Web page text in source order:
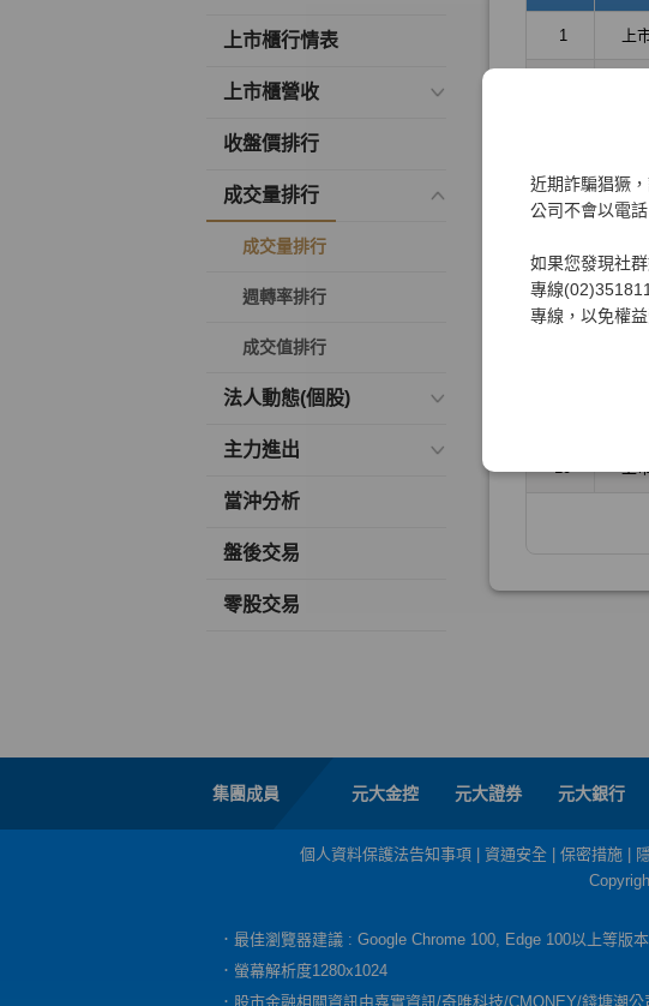
近期詐騙猖獗
公司不會以電
如果您發現社
專線
專線，以免權益
上市櫃行情表
上市櫃營收
收盤價排行
成交量排行
成交量排行
週轉率排行
成交值排行
法人動態(個股)
主力進出
當沖分析
盤後交易
零股交易
集團成員 元大金控 元大證券 元大銀行
個人資料保護法告知事項 資通安全 保密措施
．最佳瀏覽器建議 : Google Chrome 100, Edge 100以上等版本
．螢幕解析度1280x1024
．股市金融相關資訊由嘉實資訊/奇唯科技/CMONEY/錢塘潮公